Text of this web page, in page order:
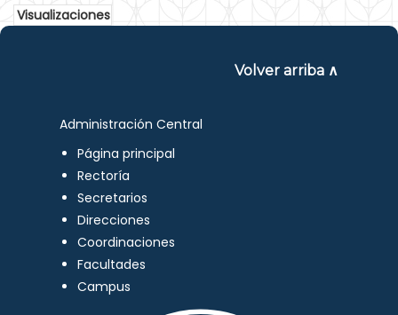
Visualizaciones
Volver arriba ∧
Administración Central
Página principal
Rectoría
Secretarios
Direcciones
Coordinaciones
Facultades
Campus